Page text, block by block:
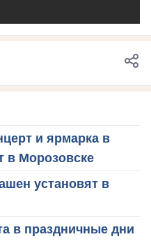
и ярмарка в
в Морозовске
установят в
в праздничные дни